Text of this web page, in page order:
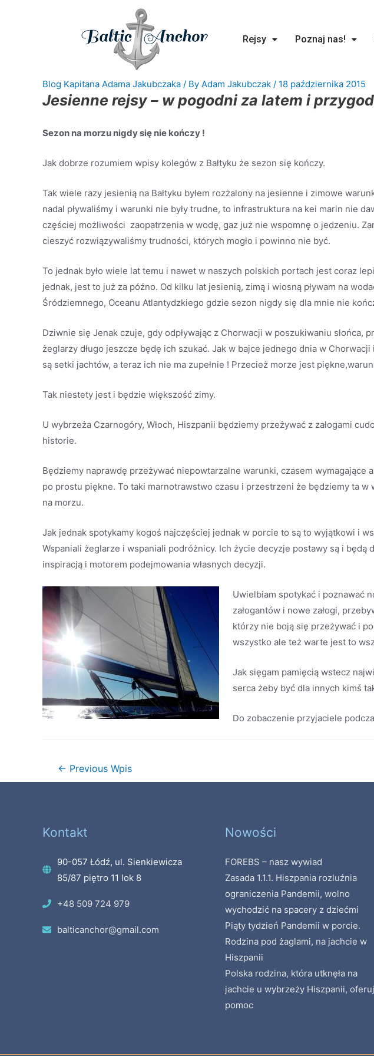
Rejsy Poznaj nas!
Blog Kapitana Adama Jakubczaka / By Adam Jakubczak / 18 października 2015
Jesienne rejsy – w pogodni za latem i
Sezon na morzu nigdy się nie kończy !
Jak dobrze rozumiem wpisy kolegów z Bałtyku że sezon się kończy.
Tak wiele razy jesienią na Bałtyku byłem rozżalony na jesienne i zimowe
nadal pływaliśmy i warunki nie były trudne, to infrastruktura na kei marin nie
częściej możliwości zaopatrzenia w wodę, gaz już nie wspomnę o jedzeniu.
cieszyć rozwiązywaliśmy trudności, których mogło i powinno nie być.
To jednak było wiele lat temu i nawet w naszych polskich portach jest coraz
jednak, jest to już za późno. Od kilku lat jesienią, zimą i wiosną pływam na
Śródziemnego, Oceanu Atlantydzkiego gdzie sezon nigdy się dla mnie nie
Dziwnie się Jenak czuje, gdy odpływając z Chorwacji w poszukiwaniu słońca,
żeglarzy długo jeszcze będę ich szukać. Jak w bajce jednego dnia w Chorwacji
są setki jachtów, a teraz ich nie ma zupełnie ! Przecież morze jest
Tak niestety jest i będzie większość zimy.
U wybrzeża Czarnogóry, Włoch, Hiszpanii będziemy przeżywać z załogami
historie.
Będziemy naprawdę przeżywać niepowtarzalne warunki, czasem wymagające
po prostu piękne. To taki marnotrawstwo czasu i przestrzeni że będziemy ta w
na morzu.
Jak jednak spotykamy kogoś najczęściej jednak w porcie to są to wyjątkowi i
Wspaniali żeglarze i wspaniali podróżnicy. Ich życie decyzje postawy są i będą
inspiracją i motorem podejmowania własnych decyzji.
Uwielbiam spotykać i poznawać
załogantów i nowe załogi,
którzy nie boją się przeżywać i
wszystko ale też warte jest to
Jak sięgam pamięcią wstecz
serca żeby być dla innych kimś
Do zobaczenie przyjaciele
← Previous Wpis
Kontakt
90-057 Łódź, ul. Sienkiewicza
85/87 piętro 11 lok 8
+48 509 724 979
balticanchor@gmail.com
Nowości
FOREBS – nasz wywiad
Zasada 1.1.1. Hiszpania rozluźnia
ograniczenia Pandemii, wolno
wychodzić na spacery z dziećmi
Piąty tydzień Pandemii w porcie.
Rodzina pod żaglami, na jachcie w
Hiszpanii
Polska rodzina, która utknęła na
jachcie u wybrzeży Hiszpanii,
pomoc